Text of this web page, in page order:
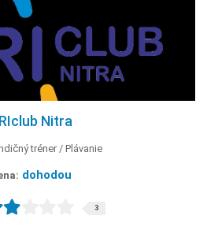
Nitra
tréner Plávanie
dohodou
3